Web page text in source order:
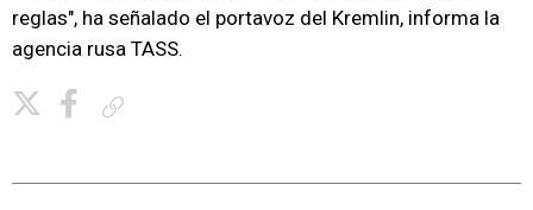
reglas", ha señalado el portavoz del Kremlin, informa la
agencia rusa TASS.